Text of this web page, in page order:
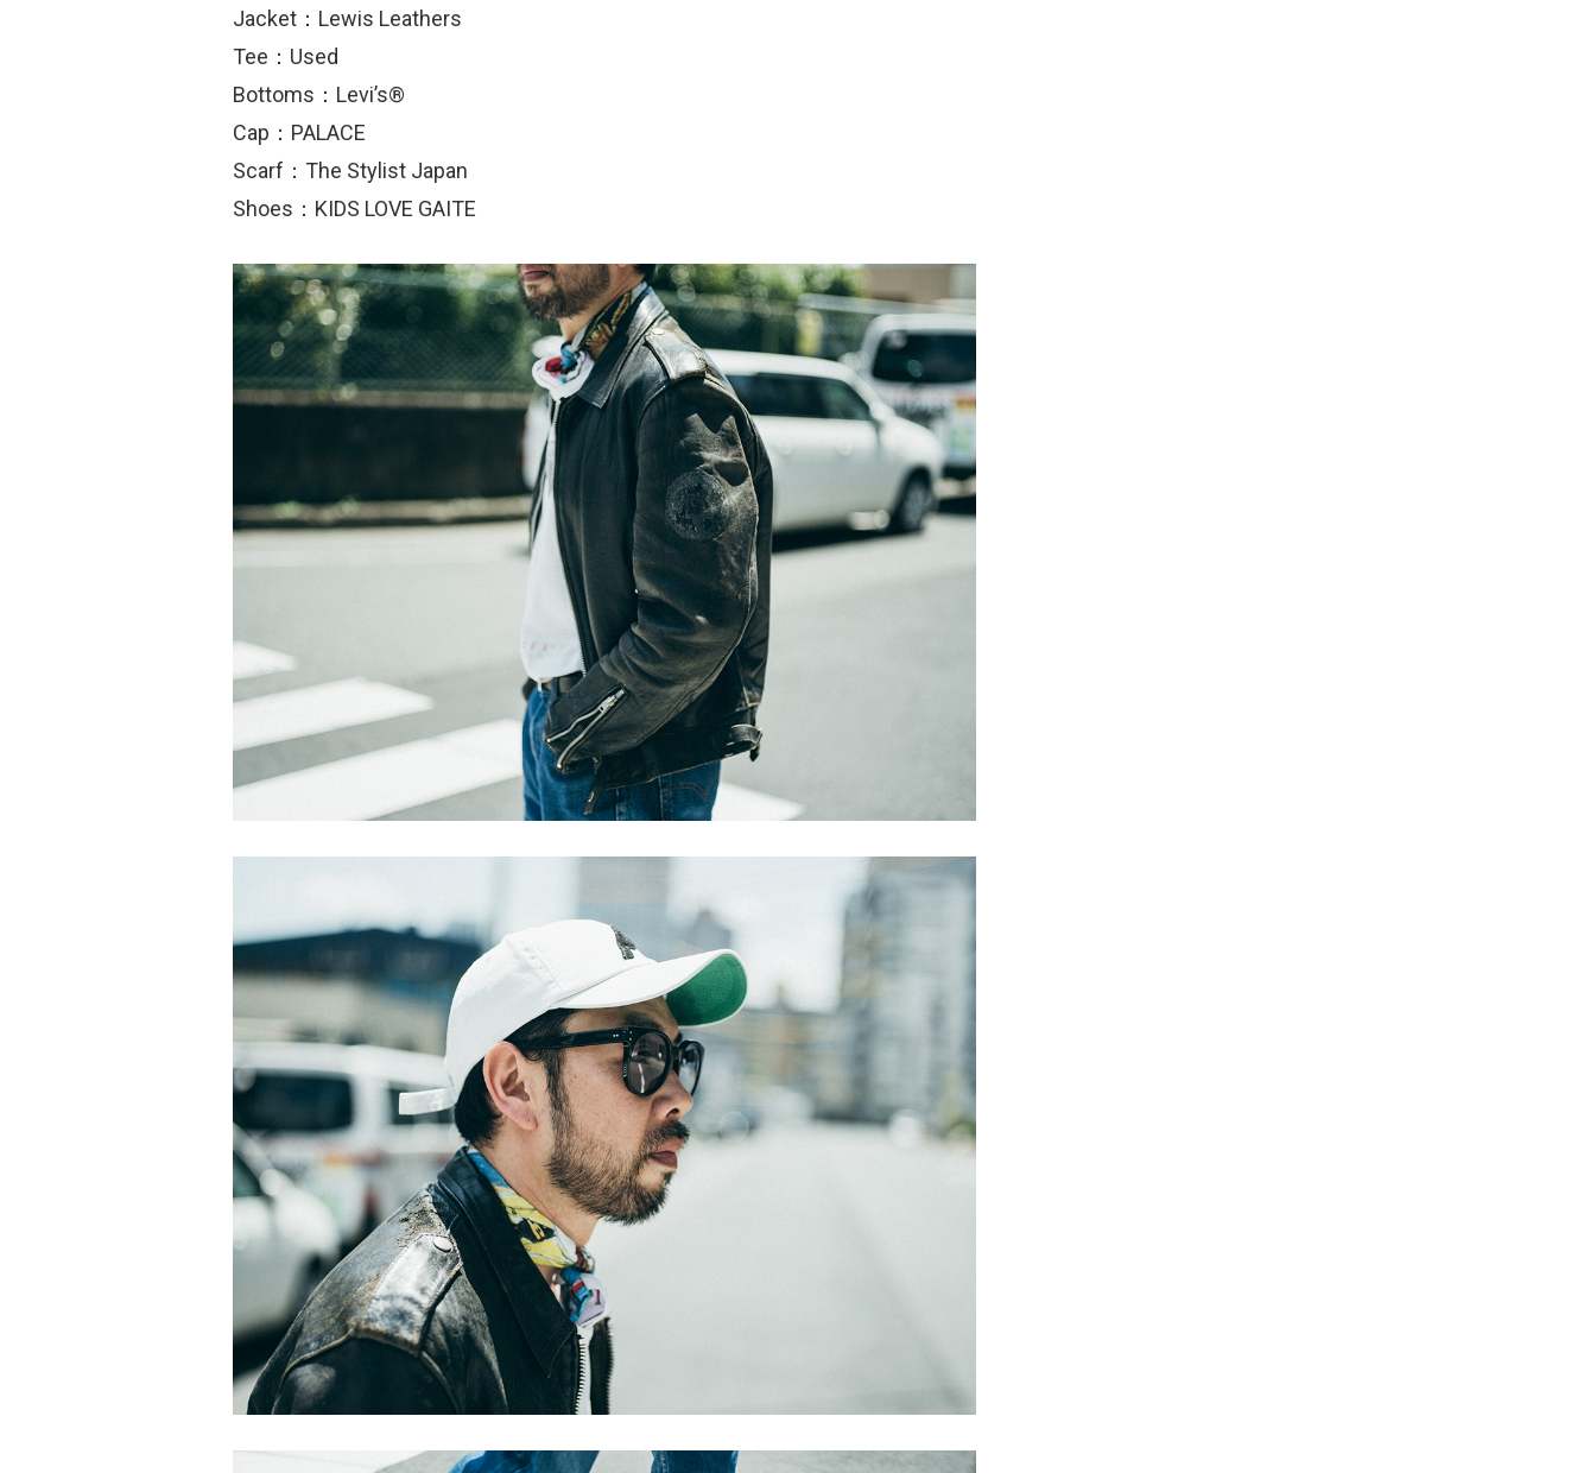
Jacket：Lewis Leathers
Tee：Used
Bottoms：Levi’s®
Cap：PALACE
Scarf：The Stylist Japan
Shoes：KIDS LOVE GAITE